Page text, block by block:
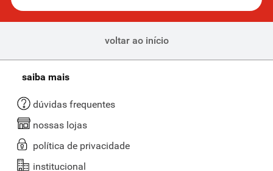
voltar ao início
saiba mais
dúvidas frequentes
nossas lojas
política de privacidade
institucional